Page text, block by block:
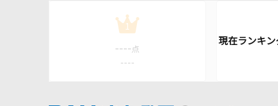
1
---- 点
----